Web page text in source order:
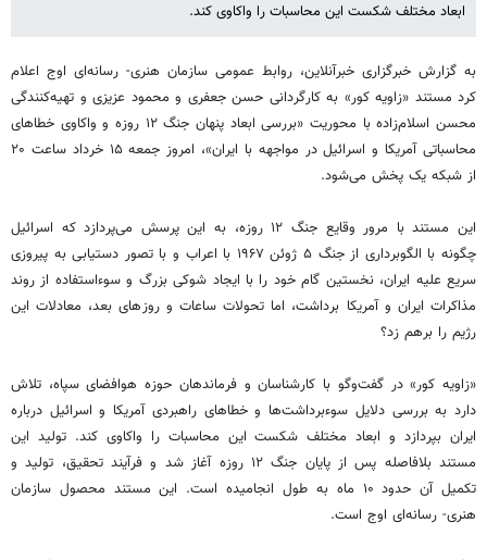
ابعاد مختلف شکست این محاسبات را واکاوی کند.
به گزارش خبرگزاری خبرآنلاین، روابط عمومی سازمان هنری- رسانه‌ای اوج اعلام
کرد مستند «زاویه کور» به کارگردانی حسن جعفری و محمود عزیزی و تهیه‌کنندگی
محسن اسلام‌زاده با محوریت «بررسی ابعاد پنهان جنگ ۱۲ روزه و واکاوی خطاهای
محاسباتی آمریکا و اسرائیل در مواجهه با ایران»، امروز جمعه ۱۵ خرداد ساعت ۲۰
از شبکه یک پخش می‌شود.
این مستند با مرور وقایع جنگ ۱۲ روزه، به این پرسش می‌پردازد که اسرائیل
چگونه با الگوبرداری از جنگ ۵ ژوئن ۱۹۶۷ با اعراب و با تصور دستیابی به پیروزی
سریع علیه ایران، نخستین گام خود را با ایجاد شوکی بزرگ و سوءاستفاده از روند
مذاکرات ایران و آمریکا برداشت، اما تحولات ساعات و روزهای بعد، معادلات این
رژیم را برهم زد؟
«زاویه کور» در گفت‌وگو با کارشناسان و فرماندهان حوزه هوافضای سپاه، تلاش
دارد به بررسی دلایل سوءبرداشت‌ها و خطاهای راهبردی آمریکا و اسرائیل درباره
ایران بپردازد و ابعاد مختلف شکست این محاسبات را واکاوی کند. تولید این
مستند بلافاصله پس از پایان جنگ ۱۲ روزه آغاز شد و فرآیند تحقیق، تولید و
تکمیل آن حدود ۱۰ ماه به طول انجامیده است. این مستند محصول سازمان
هنری- رسانه‌ای اوج است.